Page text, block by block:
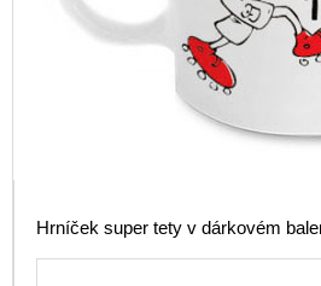
Hrníček super tety v dárkovém